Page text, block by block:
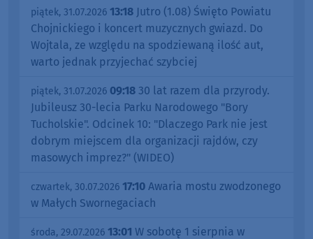
piątek, 31.07.2026 13:18 Jutro (1.08) Święto Powiatu
Chojnickiego i koncert muzycznych gwiazd. Do
Wojtala, ze względu na spodziewaną ilość aut,
warto jednak przyjechać szybciej
piątek, 31.07.2026 09:18 30 lat razem dla przyrody.
Jubileusz 30-lecia Parku Narodowego "Bory
Tucholskie". Odcinek 10: "Dlaczego Park nie jest
dobrym miejscem dla organizacji rajdów, czy
masowych imprez?" (WIDEO)
czwartek, 30.07.2026 17:10 Awaria mostu zwodzonego
w Małych Swornegaciach
środa, 29.07.2026 13:01 W sobotę 1 sierpnia w